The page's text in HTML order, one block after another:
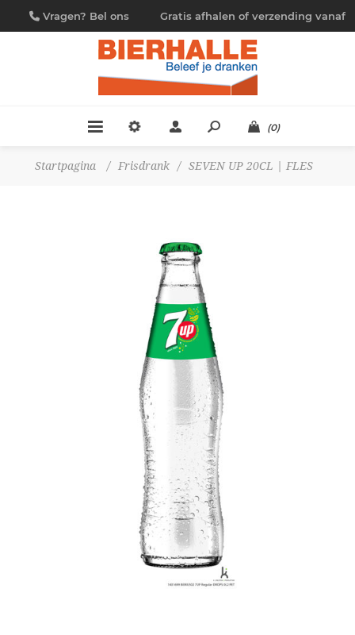
Vragen? Bel ons
09/230.88.44
Gratis afhalen of verzending vanaf
€ 4,95
(0)
Startpagina / Frisdrank / SEVEN UP 20CL | FLES